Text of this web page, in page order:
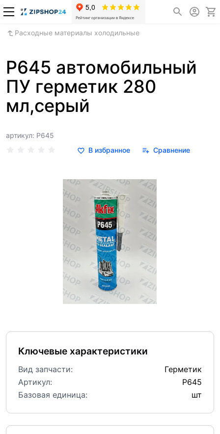
Расходные материалы холодильные
P645 автомобильный
ПУ герметик 280
мл,серый
артикул: P645
В избранное
Сравнение
Ключевые характеристики
Вид запчасти:
Герметик
Артикул:
P645
Базовая единица:
шт